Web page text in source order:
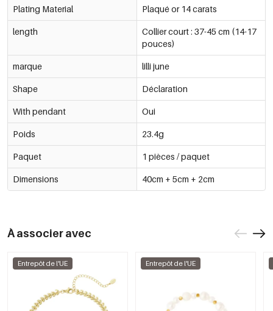
Plating Material Plaqué or 14 carats
length
Collier court : 37-45 cm (14-17
pouces)
marque lilli june
Shape Déclaration
With pendant Oui
Poids 23.4g
Paquet 1 pièces / paquet
Dimensions 40cm + 5cm + 2cm
À associer avec
Entrepôt de l'UE Entrepôt de l'UE